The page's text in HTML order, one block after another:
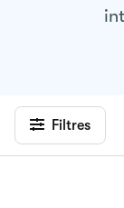
Filtres